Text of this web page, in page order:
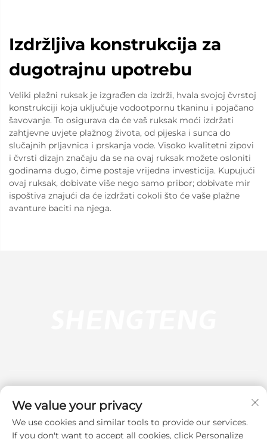
Izdržljiva konstrukcija za
dugotrajnu upotrebu
Veliki plažni ruksak je izgrađen da izdrži, hvala svojoj čvrstoj
konstrukciji koja uključuje vodootpornu tkaninu i pojačano
šavovanje. To osigurava da će vaš ruksak moći izdržati
zahtjevne uvjete plažnog života, od pijeska i sunca do
slučajnih prljavnica i prskanja vode. Visoko kvalitetni zipovi
i čvrsti dizajn značaju da se na ovaj ruksak možete osloniti
godinama dugo, čime postaje vrijedna investicija. Kupujući
ovaj ruksak, dobivate više nego samo pribor; dobivate mir
ispoštiva znajući da će izdržati cokoli što će vaše plažne
avanture baciti na njega.
Pretplati se
We value your privacy
We use cookies and similar tools to provide our services.
If you don't want to accept all cookies, click Personalize